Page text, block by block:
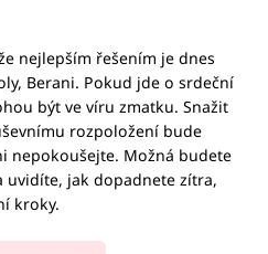
nejlepším řešením je dnes
Berani. Pokud jde o srdeční
být ve víru zmatku. Snažit
rozpoložení bude
nepokoušejte. Možná budete
uvidíte, jak dopadnete zítra,
kroky.